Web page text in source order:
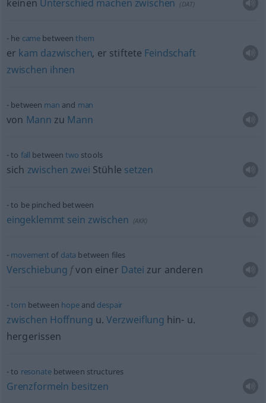
keinen Unterschied machen zwischen (DAT)
he came betweenthem
er kam dazwischen, er stiftete Feindschaft
zwischen ihnen
between man and man
von Mann zu Mann
to fall betweentwo stools
sich zwischen zwei Stühle setzen
to be pinched between
eingeklemmt sein zwischen (AKK)
movement of data between files
Verschiebung fvon einer Datei zur anderen
torn between hopeand despair
zwischen Hoffnung u. Verzweiflung hin- u.
hergerissen
to resonatebetween structures
Grenzformeln besitzen